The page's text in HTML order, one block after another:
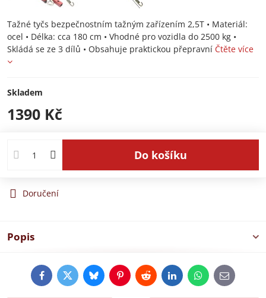
Tažné tyčs bezpečnostním tažným zařízením 2,5T • Materiál:
ocel • Délka: cca 180 cm • Vhodné pro vozidla do 2500 kg •
Skládá se ze 3 dílů • Obsahuje praktickou přepravní Čtěte více
Skladem
1390 Kč
Do košíku
Doručení
Popis
FacebookTwitterBlueskyPinterestRedditLinkedInWhatsApp
E-
mail